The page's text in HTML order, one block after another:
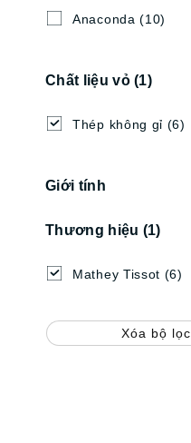
Anaconda (10)
Chất liệu vỏ(1)
Thép không gỉ (6)
Giới tính
Thương hiệu (1)
Mathey Tissot (6)
Xóa bộ lọc